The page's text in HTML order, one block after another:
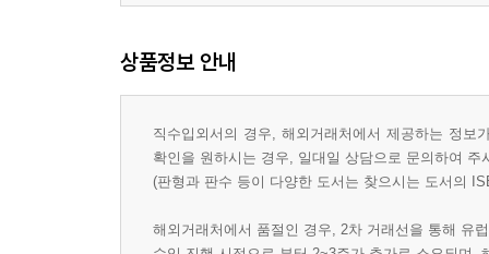
상품정보 안내
직수입외서의 경우, 해외거래처에서 제공하는 정
확인을 원하시는 경우, 일대일 상담으로 문의하여 주
(판형과 판수 등이 다양한 도서는 찾으시는 도서의
해외거래처에서 품절인 경우, 2차 거래선을 통해 유